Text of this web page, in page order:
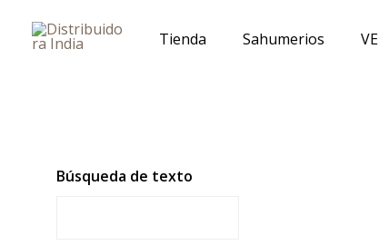
contenido
Tienda Sahumerios
Búsqueda de texto